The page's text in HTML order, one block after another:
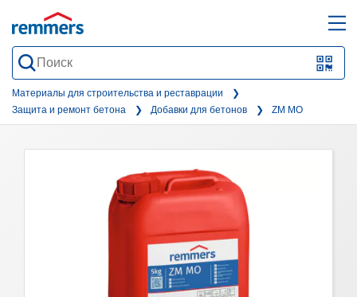
QR-
form
Материалы для строительства и реставрации
Защита и ремонт бетона
Добавки для бетонов ZM MO